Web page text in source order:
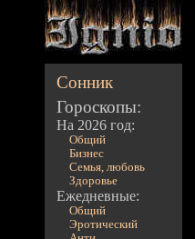
Сонник
Гороскопы:
На 2026 год:
Общий
Бизнес
Семья, любовь
Здоровье
Ежедневные:
Общий
Эротический